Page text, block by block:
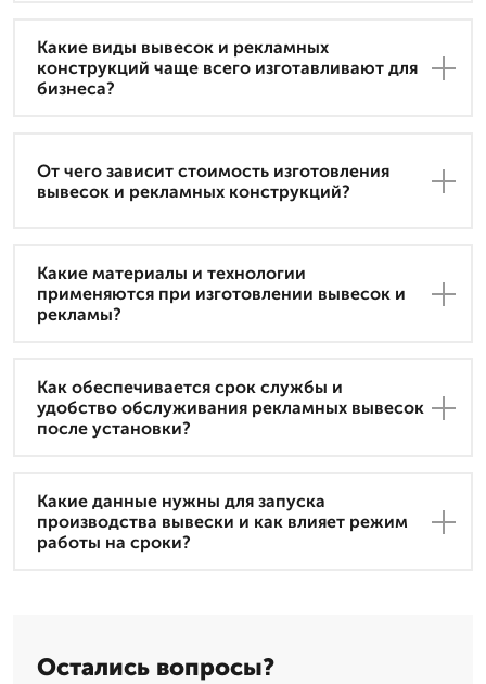
Какие виды вывесок и рекламных
конструкций чаще всего изготавливают для
бизнеса?
От чего зависит стоимость изготовления
вывесок и рекламных конструкций?
Какие материалы и технологии
применяются при изготовлении вывесок и
рекламы?
Как обеспечивается срок службы и
удобство обслуживания рекламных вывесок
после установки?
Какие данные нужны для запуска
производства вывески и как влияет режим
работы на сроки?
Остались вопросы?